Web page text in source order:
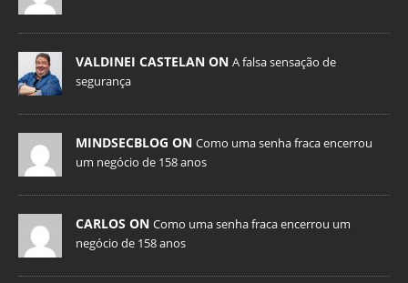
VALDINEI CASTELAN ON A falsa sensação de
segurança
MINDSECBLOG ON Como uma senha fraca encerrou
um negócio de 158 anos
CARLOS ON Como uma senha fraca encerrou um
negócio de 158 anos